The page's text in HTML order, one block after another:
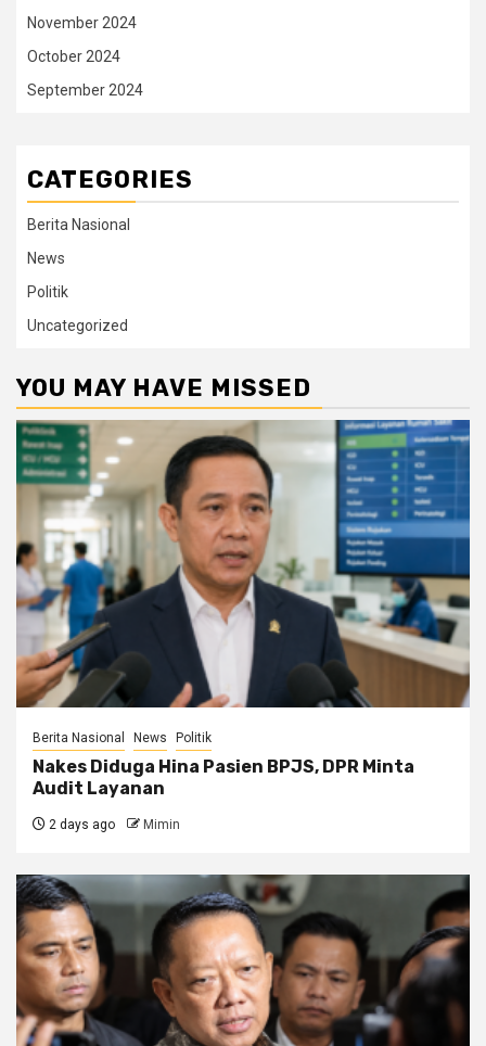
November 2024
October 2024
September 2024
CATEGORIES
Berita Nasional
News
Politik
Uncategorized
YOU MAY HAVE MISSED
Berita Nasional News Politik
Nakes Diduga Hina Pasien BPJS, DPR Minta
Audit Layanan
2 days ago Mimin